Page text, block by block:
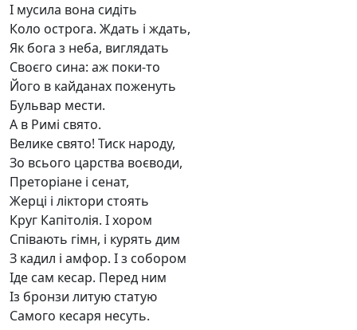
І мусила вона сидіть
Коло острога. Ждать і ждать,
Як бога з неба, виглядать
Своєго сина: аж поки-то
Його в кайданах поженуть
Бульвар мести.
А в Римі свято.
Велике свято! Тиск народу,
Зо всього царства воєводи,
Преторіане і сенат,
Жерці і ліктори стоять
Круг Капітолія. І хором
Співають гімн, і курять дим
З кадил і амфор. І з собором
Іде сам кесар. Перед ним
Із бронзи литую статую
Самого кесаря несуть.